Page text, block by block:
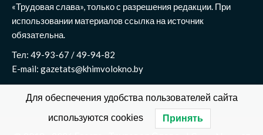
«Трудовая слава», только с разрешения редакции. При
использовании материалов ссылка на источник
обязательна.
Тел: 49-93-67 / 49-94-82
E-mail: gazetats@khimvolokno.by
Для обеспечения удобства пользователей сайта
используются cookies Принять